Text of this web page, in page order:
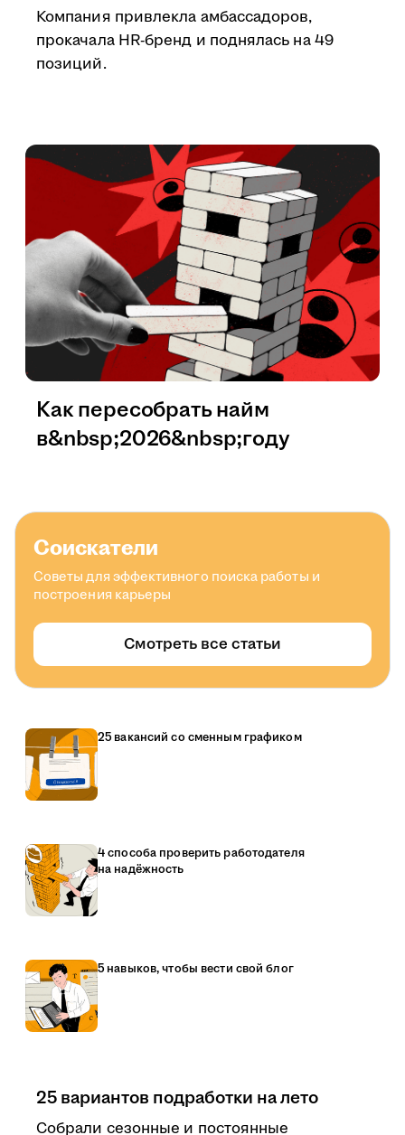
Компания привлекла амбассадоров,
прокачала HR-бренд и поднялась на 49
позиций.
Как пересобрать найм
в&nbsp;2026&nbsp;году
Соискатели
Советы для эффективного поиска работы и
построения карьеры
Смотреть все статьи
25 вакансий со сменным графиком
4 способа проверить работодателя
на надёжность
5 навыков, чтобы вести свой блог
25 вариантов подработки на лето
Собрали сезонные и постоянные